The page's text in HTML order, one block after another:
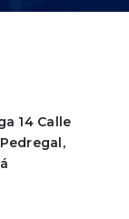
14 Calle